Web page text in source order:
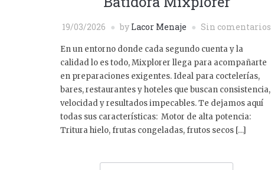
19/03/2026 by Lacor Menaje Sin comentarios
En un entorno donde cada segundo cuenta y la
calidad lo es todo, Mixplorer llega para acompañarte
en preparaciones exigentes. Ideal para coctelerías,
bares, restaurantes y hoteles que buscan consistencia,
velocidad y resultados impecables. Te dejamos aquí
todas sus características: Motor de alta potencia:
Tritura hielo, frutas congeladas, frutos secos […]